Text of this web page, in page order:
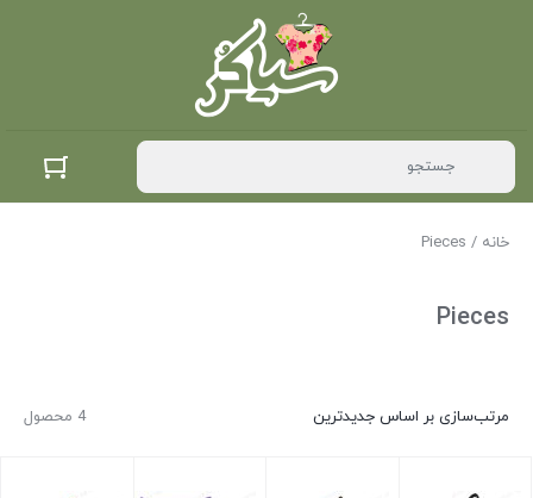
خانه / Pieces
Pieces
4 محصول مرتب‌سازی بر اساس جدیدترین